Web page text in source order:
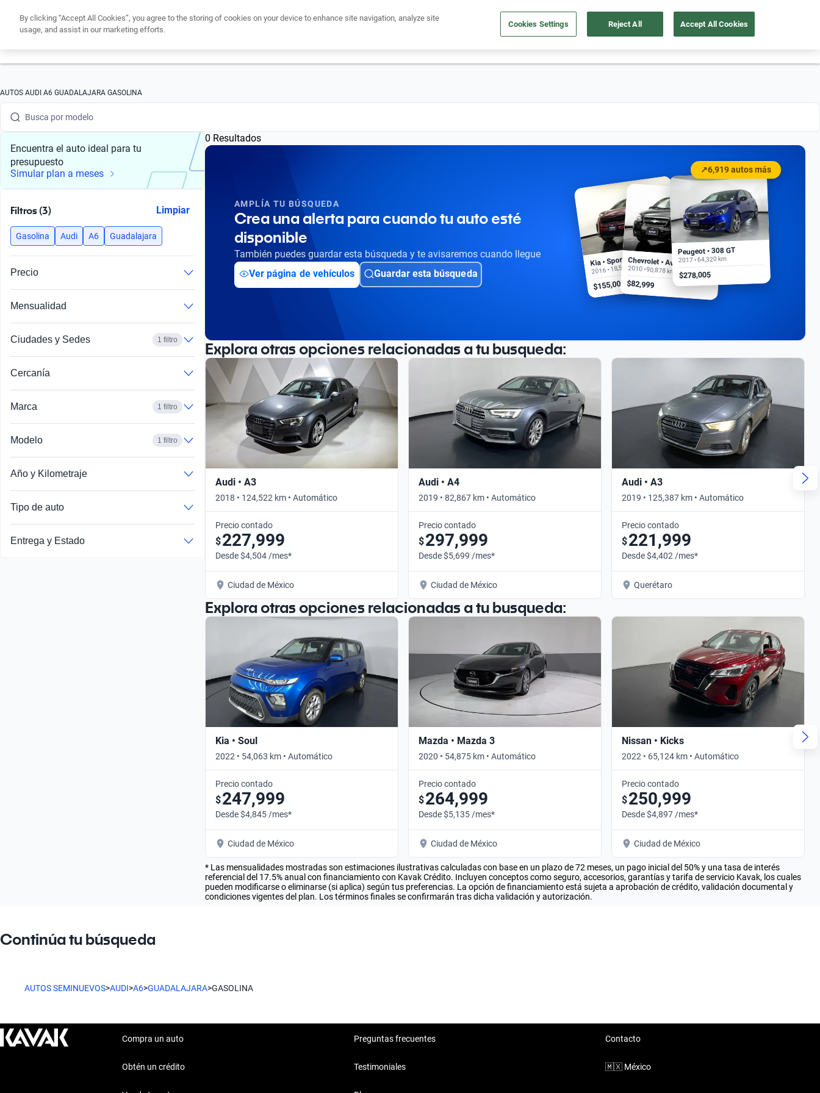
Cuida tu auto Nosotros 55 4162 9202 Ubicación
AUTOS AUDI A6 GUADALAJARA GASOLINA
Busca por marca
Busca por modelo
Busca por versión
Busca por año
Busca por modelo
Busca por año
Encuentra el auto ideal para tu
presupuesto
Simular plan a meses
Filtros (3) Limpiar
Gasolina Audi A6 Guadalajara
Precio
Mensualidad
Ciudades y Sedes 1 filtro
Cercanía
Marca 1 filtro
Modelo 1 filtro
Año y Kilometraje
Tipo de auto
Entrega y Estado
0 Resultados
AMPLÍA TU BÚSQUEDA
Crea una alerta para cuando tu auto esté
disponible
También puedes guardar esta búsqueda y te avisaremos cuando llegue
Ver página de vehículos
Guardar esta búsqueda
↗6,919 autos más
Kia • Sportage EX
2016 • 18,500 km
$155,000
Chevrolet • Aveo
2010 • 90,878 km
$82,999
Peugeot • 308 GT
2017 • 64,320 km
$278,005
Explora otras opciones relacionadas a tu busqueda:
Audi • A3
2018 • 124,522 km • Automático
Precio contado
$227,999
Desde $4,504 /mes*
Ciudad de México
Audi • A4
2019 • 82,867 km • Automático
Precio contado
$297,999
Desde $5,699 /mes*
Ciudad de México
Audi • A3
2019 • 125,387 km • Automático
Precio contado
$221,999
Desde $4,402 /mes*
Querétaro
Explora otras opciones relacionadas a tu busqueda:
Kia • Soul
2022 • 54,063 km • Automático
Precio contado
$247,999
Desde $4,845 /mes*
Ciudad de México
Mazda • Mazda 3
2020 • 54,875 km • Automático
Precio contado
$264,999
Desde $5,135 /mes*
Ciudad de México
Nissan • Kicks
2022 • 65,124 km • Automático
Precio contado
$250,999
Desde $4,897 /mes*
Ciudad de México
* Las mensualidades mostradas son estimaciones ilustrativas calculadas con base en un plazo de 72 meses, un pago inicial del 50% y una tasa de interés
referencial del 17.5% anual con financiamiento con Kavak Crédito. Incluyen conceptos como seguro, accesorios, garantías y tarifa de servicio Kavak, los cuales
pueden modificarse o eliminarse (si aplica) según tus preferencias. La opción de financiamiento está sujeta a aprobación de crédito, validación documental y
condiciones vigentes del plan. Los términos finales se confirmarán tras dicha validación y autorización.
Continúa tu búsqueda
AUTOS SEMINUEVOS>AUDI>A6>GUADALAJARA>GASOLINA
Compra un auto
Obtén un crédito
Preguntas frecuentes
Testimoniales
Contacto
🇲🇽 México
By clicking “Accept All Cookies”, you agree to the storing of cookies on your device to enhance site navigation, analyze site
usage, and assist in our marketing efforts.
Cookies Settings Reject All Accept All Cookies